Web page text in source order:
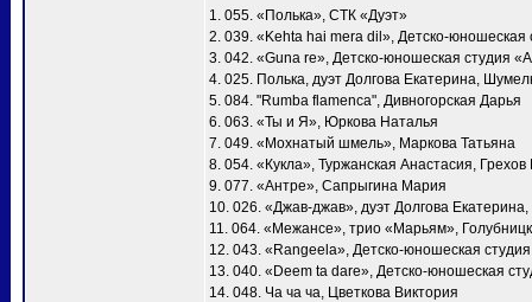
1. 055. «Полька», СТК «Дуэт»
2. 039. «Kehta hai mera dil», Детско-юношеская
3. 042. «Guna re», Детско-юношеская студия
4. 025. Полька, дуэт Долгова Екатерина,
5. 084. "Rumba flamenca", Дивногорская Дарья
6. 063. «Ты и Я», Юркова Наталья
7. 049. «Мохнатый шмель», Маркова Татьяна
8. 054. «Кукла», Туржанская Анастасия, Грехов
9. 077. «Антре», Сапрыгина Мария
10. 026. «Джав-джав», дуэт Долгова
11. 064. «Межансе», трио «Марьям»,
12. 043. «Rangeela», Детско-юношеская
13. 040. «Deem ta dare», Детско-юношеская
14. 048. Ча ча ча, Цветкова Виктория